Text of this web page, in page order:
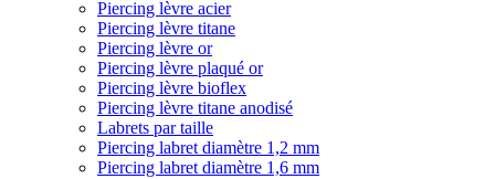
Piercing lèvre acier
Piercing lèvre titane
Piercing lèvre or
Piercing lèvre plaqué or
Piercing lèvre bioflex
Piercing lèvre titane anodisé
Labrets par taille
Piercing labret diamètre 1,2 mm
Piercing labret diamètre 1,6 mm